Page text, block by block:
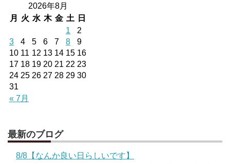
2026年8月
月
火 水 木 金 土 日
« 7月
1
2
3
4 5 6 7 8
9
10 11 12 13 14 15 16
17 18 19 20 21 22 23
24 25 26 27 28 29 30
31
最新のブログ
8/8【なんか良い日らしいです】